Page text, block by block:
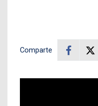
Comparte